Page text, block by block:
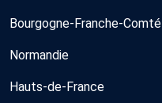
Bourgogne-Franche-Comté
Normandie
Hauts-de-France